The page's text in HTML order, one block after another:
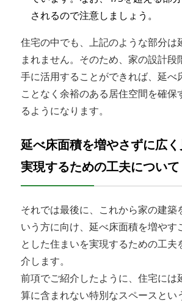
されるので注意しましょう。
住宅の中でも、上記のような部分は
まれません。そのため、家の設計段
手に活用することができれば、延べ
ことなく余裕のある居住空間を確保
るようになります。
延べ床面積を増やさずに広
実現するための工夫について
それでは最後に、これから家の建築
いう方に向け、延べ床面積を増やす
とした住まいを実現するための工夫
介します。
前項でご紹介したように、住宅には
算に含まれない特別なスペースとい